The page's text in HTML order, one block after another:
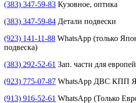
(383) 347-59-83 Кузовное, оптика
(383) 347-59-84 Детали подвески
(923) 141-11-88 WhatsApp (только
подвеска)
(383) 292-52-61 Зап. части для
(923) 775-07-87 WhatsApp ДВС КПП
(913) 916-52-61 WhatsApp (Только